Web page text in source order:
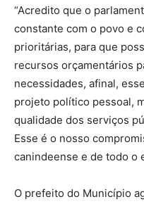
“Acredito que o
constante com o povo e
prioritárias, para que
recursos orçamentários
necessidades, afinal,
projeto político pessoal,
qualidade dos serviços
Esse é o nosso
canindeense e de todo o
O prefeito do Município